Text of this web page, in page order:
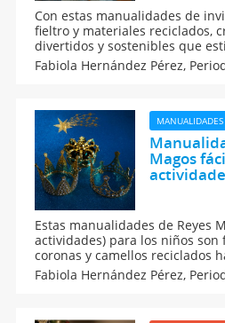
Con estas manualidades de
fieltro y materiales reciclados,
divertidos y sostenibles que
de los más pequeños. Aprende
transformar materiales simples
ecológica!
Fabiola Hernández Pérez,
Magos
Estas manualidades de Reyes
actividades) para los niños son
coronas y camellos reciclados
teatro, lo que fomenta la
los peques mientras celebran la
Fabiola Hernández Pérez,